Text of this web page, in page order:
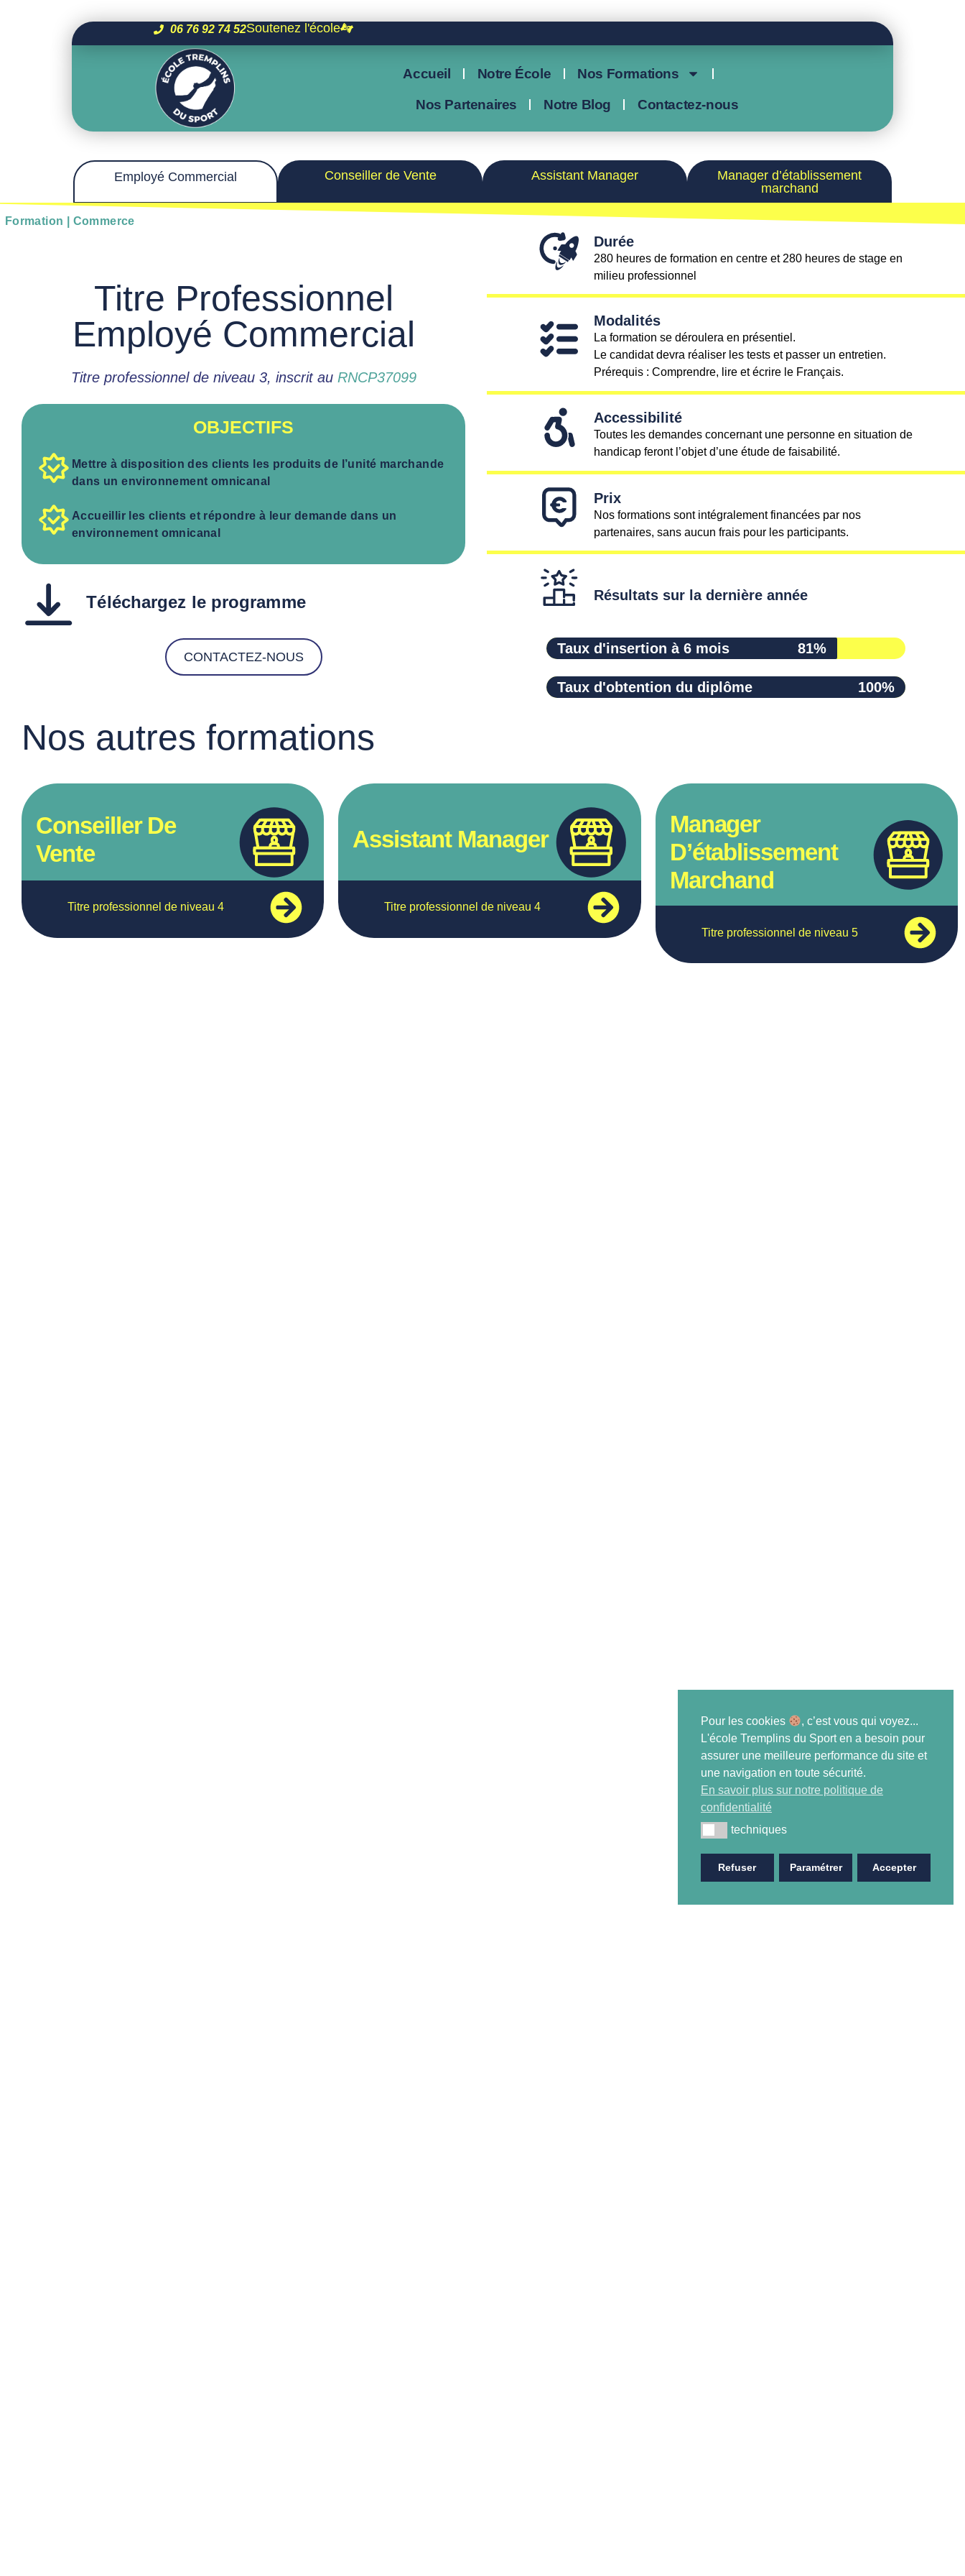
06 76 92 74 52Soutenez l'école
Accueil Notre École Nos Formations
Nos Partenaires Notre Blog Contactez-nous
Employé Commercial Conseiller de Vente Assistant Manager
Manager d’établissement
marchand
Formation | Commerce
Titre Professionnel
Employé Commercial
Titre professionnel de niveau 3, inscrit au RNCP37099
OBJECTIFS
Mettre à disposition des clients les produits de l’unité marchande
dans un environnement omnicanal
Accueillir les clients et répondre à leur demande dans un
environnement omnicanal
Téléchargez le programme
CONTACTEZ-NOUS
Durée
280 heures de formation en centre et 280 heures de stage en
milieu professionnel
Modalités
La formation se déroulera en présentiel.
Le candidat devra réaliser les tests et passer un entretien.
Prérequis : Comprendre, lire et écrire le Français.
Accessibilité
Toutes les demandes concernant une personne en situation de
handicap feront l’objet d’une étude de faisabilité.
Prix
Nos formations sont intégralement financées par nos
partenaires, sans aucun frais pour les participants.
Résultats sur la dernière année
Taux d'insertion à 6 mois 81%
Taux d'obtention du diplôme 100%
Nos autres formations
Conseiller De
Vente
Titre professionnel de niveau 4
Assistant Manager
Titre professionnel de niveau 4
Manager
D’établissement
Marchand
Titre professionnel de niveau 5
Pour les cookies
, c’est vous qui voyez...
L'école Tremplins du Sport en a besoin pour
assurer une meilleure performance du site et
une navigation en toute sécurité.
En savoir plus sur notre politique de
confidentialité
techniquestechniques
Refuser Paramétrer Accepter